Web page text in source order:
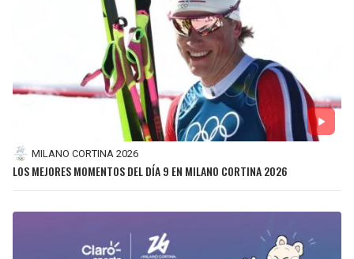
MILANO CORTINA 2026
LOS MEJORES MOMENTOS DEL DÍA 9 EN MILANO CORTINA 2026